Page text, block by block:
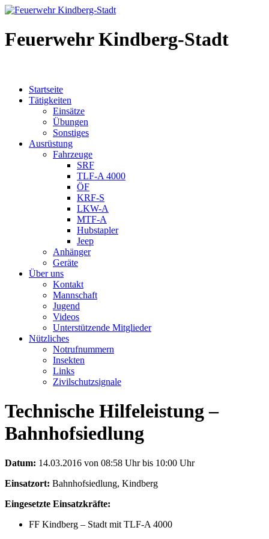
Feuerwehr Kindberg-Stadt
Startseite
Tätigkeiten
Einsätze
Übungen
Sonstiges
Ausrüstung
Fahrzeuge
SRF
TLF-A 4000
ÖF
KRF-S
LKW-A
MTF-A
Hubstapler
Jeep
Anhänger
Geräte
Über uns
Kontakt
Mannschaft
Jugend
Videos
Unterstützende Mitglieder
Nützliches
Notrufnummern
Insekten
Links
Zivilschutzsignale
Technische Hilfeleistung –
Bahnhofsiedlung
Datum: 14.03.2016 von 08:58 Uhr bis 10:00 Uhr
Einsatzort: Bahnhofsiedlung, Kindberg
Eingesetzte Einsatzkräfte:
FF Kindberg – Stadt mit TLF-A 4000